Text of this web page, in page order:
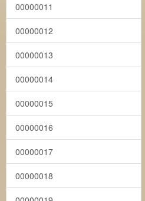
00000011
00000012
00000013
00000014
00000015
00000016
00000017
00000018